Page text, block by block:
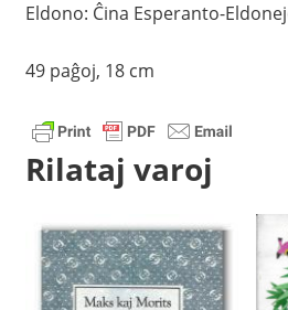
Eldono: Ĉina Esperanto-
49 paĝoj, 18 cm
Rilataj varoj